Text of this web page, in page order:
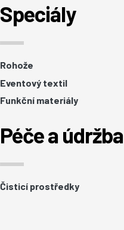
Speciály
Rohože
Eventový textil
Funkční materiály
Péče a údržba
Čisticí prostředky